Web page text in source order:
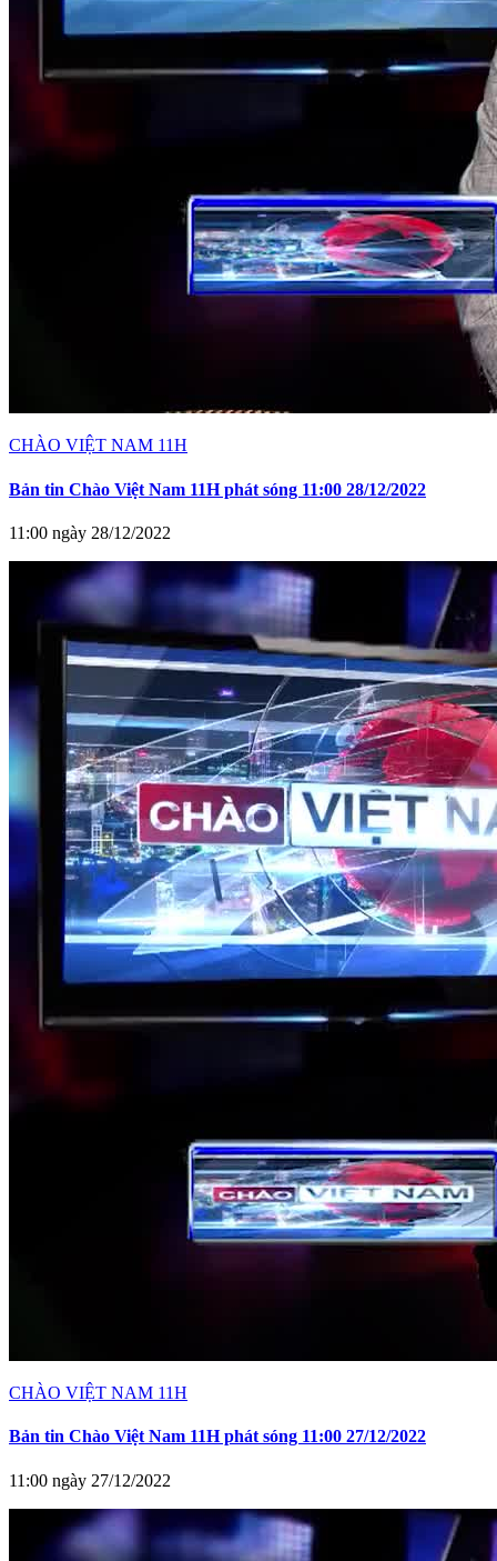
CHÀO VIỆT NAM 11H
Bản tin Chào Việt Nam 11H phát sóng 11:00 28/12/2022
11:00 ngày 28/12/2022
CHÀO VIỆT NAM 11H
Bản tin Chào Việt Nam 11H phát sóng 11:00 27/12/2022
11:00 ngày 27/12/2022